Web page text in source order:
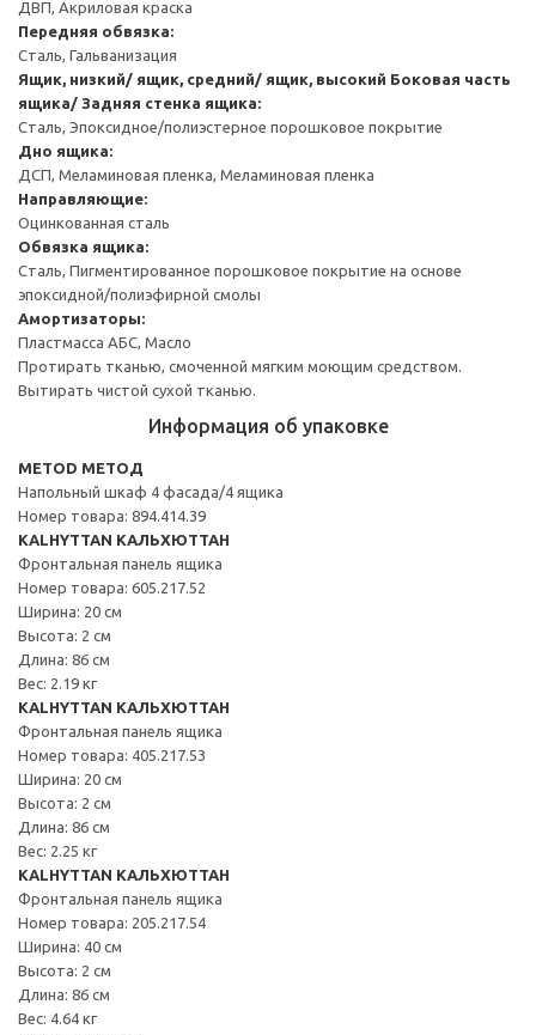
ДВП, Акриловая краска
Передняя обвязка:
Сталь, Гальванизация
Ящик, низкий/ ящик, средний/ ящик, высокий Боковая часть
ящика/ Задняя стенка ящика:
Сталь, Эпоксидное/полиэстерное порошковое покрытие
Дно ящика:
ДСП, Меламиновая пленка, Меламиновая пленка
Направляющие:
Оцинкованная сталь
Обвязка ящика:
Сталь, Пигментированное порошковое покрытие на основе
эпоксидной/полиэфирной смолы
Амортизаторы:
Пластмасса АБС, Масло
Протирать тканью, смоченной мягким моющим средством.
Вытирать чистой сухой тканью.
Информация об упаковке
METOD МЕТОД
Напольный шкаф 4 фасада/4 ящика
Номер товара: 894.414.39
KALHYTTAN КАЛЬХЮТТАН
Фронтальная панель ящика
Номер товара: 605.217.52
Ширина: 20 см
Высота: 2 см
Длина: 86 см
Вес: 2.19 кг
KALHYTTAN КАЛЬХЮТТАН
Фронтальная панель ящика
Номер товара: 405.217.53
Ширина: 20 см
Высота: 2 см
Длина: 86 см
Вес: 2.25 кг
KALHYTTAN КАЛЬХЮТТАН
Фронтальная панель ящика
Номер товара: 205.217.54
Ширина: 40 см
Высота: 2 см
Длина: 86 см
Вес: 4.64 кг